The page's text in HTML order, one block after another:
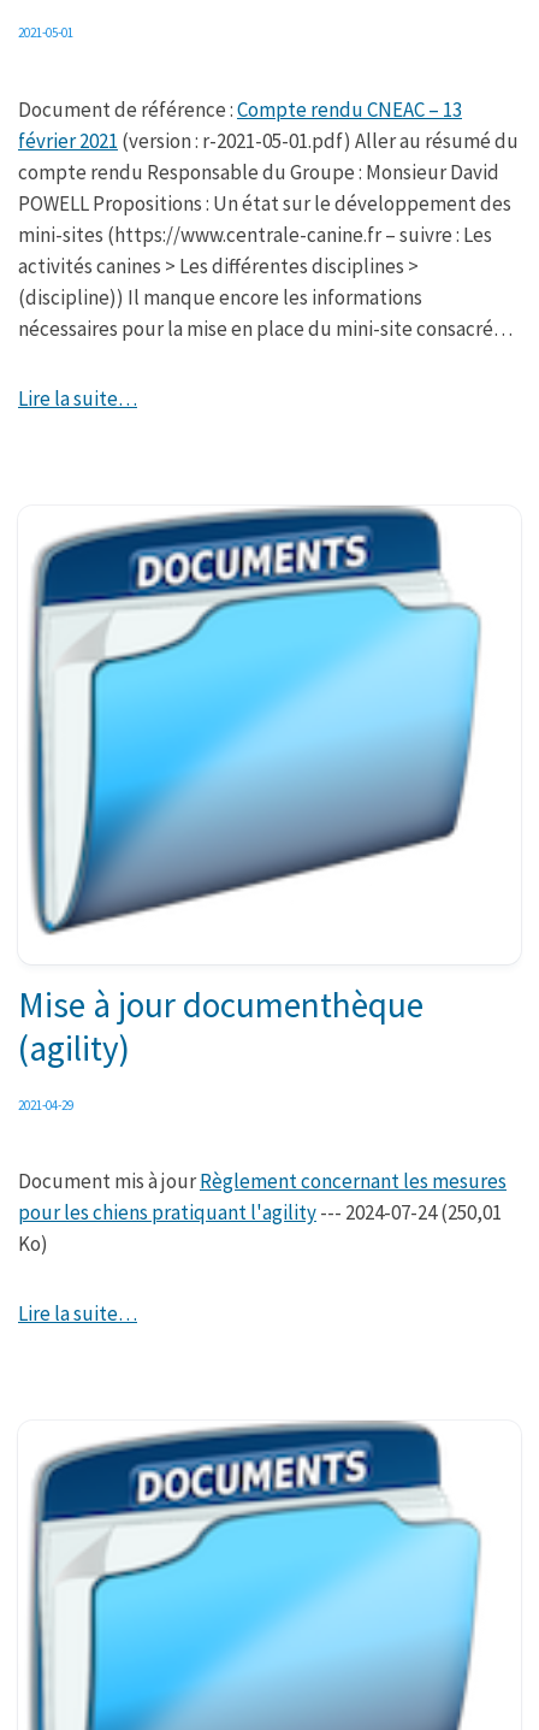
2021-05-01
Document de référence :Compte rendu CNEAC – 13
février 2021 (version : r-2021-05-01.pdf) Aller au résumé du
compte rendu Responsable du Groupe : Monsieur David
POWELL Propositions : Un état sur le développement des
mini-sites (https://www.centrale-canine.fr – suivre : Les
activités canines > Les différentes disciplines >
(discipline)) Il manque encore les informations
nécessaires pour la mise en place du mini-site consacré…
Lire la suite…
Mise à jour documenthèque
(agility)
2021-04-29
Document mis à jourRèglement concernant les mesures
pour les chiens pratiquant l'agility--- 2024-07-24 (250,01
Ko)
Lire la suite…